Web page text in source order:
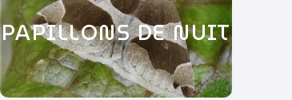
PAPILLONS DE NUIT